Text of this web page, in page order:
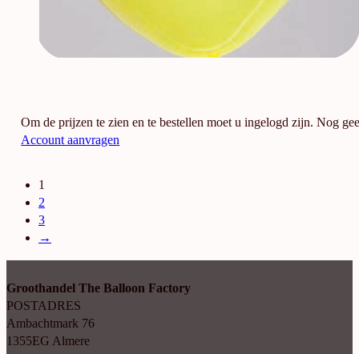
Om de prijzen te zien en te bestellen moet u ingelogd zijn. Nog
Account aanvragen
1
2
3
→
Groothandel The Balloon Factory
POSTADRES
Ambachtmark 76
1355EG Almere